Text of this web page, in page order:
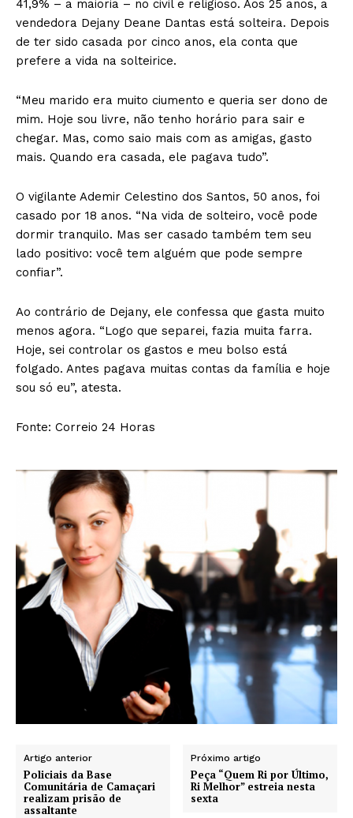
41,9% – a maioria – no civil e religioso. Aos 25 anos, a
vendedora Dejany Deane Dantas está solteira. Depois
de ter sido casada por cinco anos, ela conta que
prefere a vida na solteirice.
“Meu marido era muito ciumento e queria ser dono de
mim. Hoje sou livre, não tenho horário para sair e
chegar. Mas, como saio mais com as amigas, gasto
mais. Quando era casada, ele pagava tudo”.
O vigilante Ademir Celestino dos Santos, 50 anos, foi
casado por 18 anos. “Na vida de solteiro, você pode
dormir tranquilo. Mas ser casado também tem seu
lado positivo: você tem alguém que pode sempre
confiar”.
Ao contrário de Dejany, ele confessa que gasta muito
menos agora. “Logo que separei, fazia muita farra.
Hoje, sei controlar os gastos e meu bolso está
folgado. Antes pagava muitas contas da família e hoje
sou só eu”, atesta.
Fonte: Correio 24 Horas
Artigo anterior
Policiais da Base
Comunitária de Camaçari
realizam prisão de
assaltante
Próximo artigo
Peça “Quem Ri por Último,
Ri Melhor” estreia nesta
sexta